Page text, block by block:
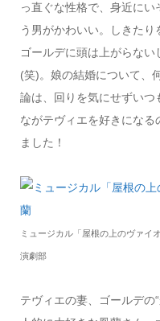
っ直ぐな性格で、身近に
う男がかわいい。しきた
ゴールデに頭は上がらな
(笑)。娘の結婚について、
論は、回りを気にせずいつ
ながテヴィエを好きにな
ました！
ミュージカル「屋根の上のヴァ
演劇部
テヴィエの妻、ゴールデの